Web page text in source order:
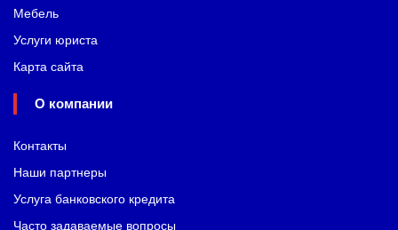
Мебель
Услуги юриста
Карта сайта
О компании
Контакты
Наши партнеры
Услуга банковского кредита
Часто задаваемые вопросы